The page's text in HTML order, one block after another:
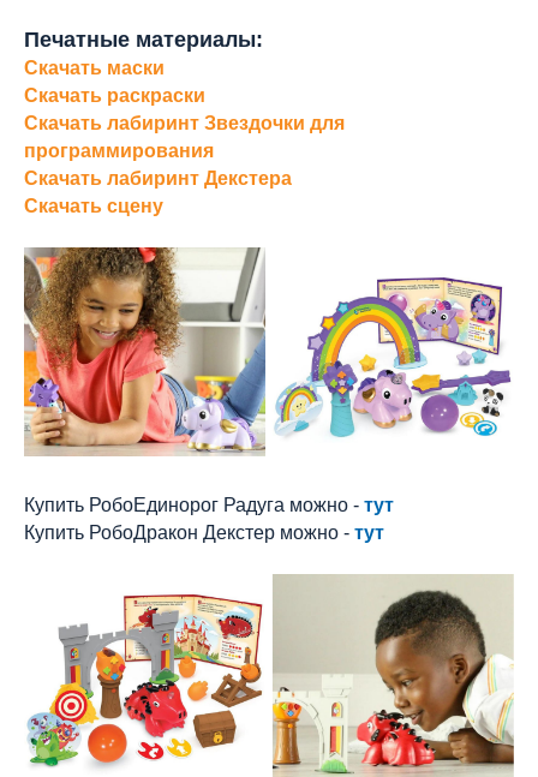
Печатные материалы:
Скачать маски
Скачать раскраски
Скачать лабиринт Звездочки для
программирования
Скачать лабиринт Декстера
Скачать сцену
Купить РобоЕдинорог Радуга можно - тут
Купить РобоДракон Декстер можно - тут